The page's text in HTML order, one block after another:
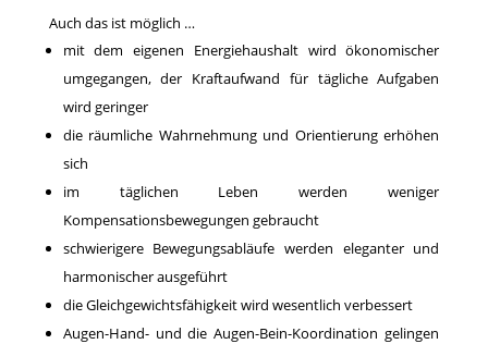
Auch das ist möglich …
mit dem eigenen Energiehaushalt wird ökonomischer
umgegangen, der Kraftaufwand für tägliche Aufgaben
wird geringer
die räumliche Wahrnehmung und Orientierung erhöhen
sich
im täglichen Leben werden weniger
Kompensationsbewegungen gebraucht
schwierigere Bewegungsabläufe werden eleganter und
harmonischer ausgeführt
die Gleichgewichtsfähigkeit wird wesentlich verbessert
Augen-Hand- und die Augen-Bein-Koordination gelingen